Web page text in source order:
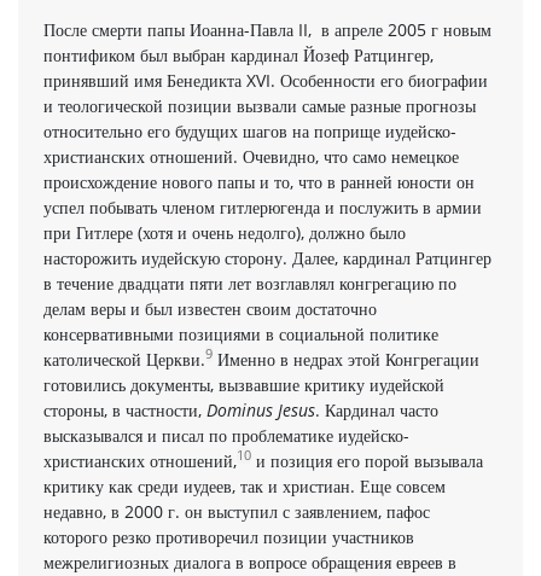
После смерти папы Иоанна-Павла II, в апреле 2005 г новым
понтификом был выбран кардинал Йозеф Ратцингер,
принявший имя Бенедикта XVI. Особенности его биографии
и теологической позиции вызвали самые разные прогнозы
относительно его будущих шагов на поприще иудейско-
христианских отношений. Очевидно, что само немецкое
происхождение нового папы и то, что в ранней юности он
успел побывать членом гитлерюгенда и послужить в армии
при Гитлере (хотя и очень недолго), должно было
насторожить иудейскую сторону. Далее, кардинал Ратцингер
в течение двадцати пяти лет возглавлял конгрегацию по
делам веры и был известен своим достаточно
консервативными позициями в социальной политике
католической Церкви.9 Именно в недрах этой Конгрегации
готовились документы, вызвавшие критику иудейской
стороны, в частности, Dominus Jesus. Кардинал часто
высказывался и писал по проблематике иудейско-
христианских отношений,10 и позиция его порой вызывала
критику как среди иудеев, так и христиан. Еще совсем
недавно, в 2000 г. он выступил с заявлением, пафос
которого резко противоречил позиции участников
межрелигиозных диалога в вопросе обращения евреев в